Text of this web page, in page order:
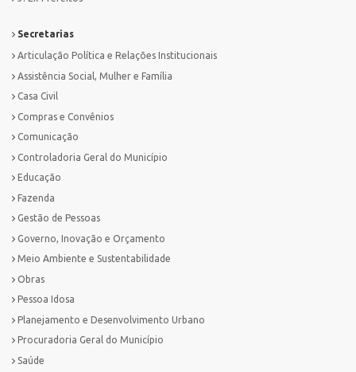
Secretarias
Articulação Política e Relações Institucionais
Assistência Social, Mulher e Família
Casa Civil
Compras e Convênios
Comunicação
Controladoria Geral do Município
Educação
Fazenda
Gestão de Pessoas
Governo, Inovação e Orçamento
Meio Ambiente e Sustentabilidade
Obras
Pessoa Idosa
Planejamento e Desenvolvimento Urbano
Procuradoria Geral do Município
Saúde